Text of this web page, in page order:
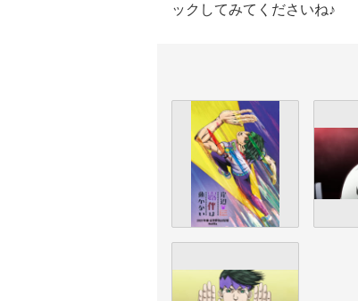
ックしてみてくださいね♪